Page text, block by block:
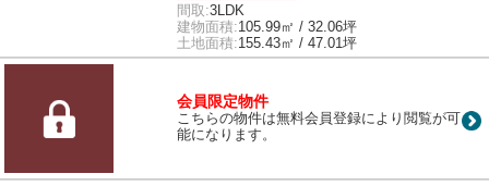
間取:3LDK
建物面積:105.99㎡ / 32.06坪
土地面積:155.43㎡ / 47.01坪
会員限定物件
こちらの物件は無料会員登録により閲覧が可
能になります。